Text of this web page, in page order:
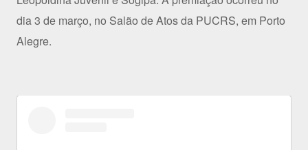
dia 3 de março, no Salão de Atos da PUCRS, em Porto
Alegre.